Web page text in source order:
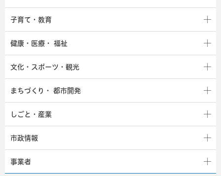
子育て・教育
健康・医療・ 福祉
文化・スポーツ・観光
まちづくり・ 都市開発
しごと・産業
市政情報
事業者